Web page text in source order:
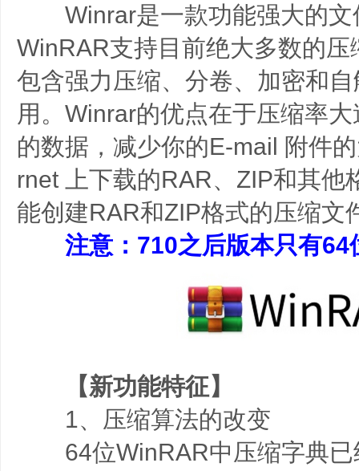
Winrar是一款功能强大的文
WinRAR支持目前绝大多数的
包含强力压缩、分卷、加密和
用。Winrar的优点在于压缩率
的数据，减少你的E-mail 附件
rnet 上下载的RAR、ZIP和其他
能创建RAR和ZIP格式的压缩文
注意：710之后版本只有64
【新功能特征】
1、压缩算法的改变
64位WinRAR中压缩字典已